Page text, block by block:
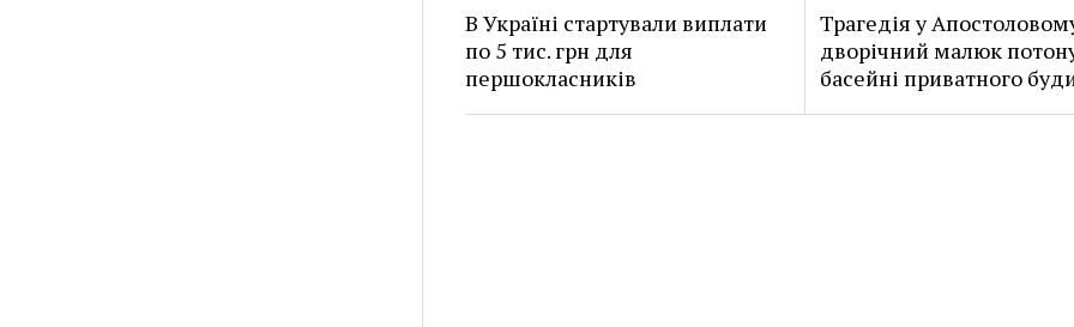
В Україні стартували виплати
по 5 тис. грн для
першокласників
Трагедія у
дворічний малюк
басейні приватного